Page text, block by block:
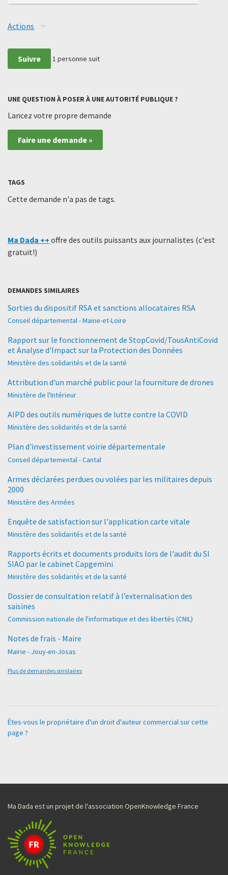
Actions
Suivre 1 personne suit
UNE QUESTION À POSER À UNE AUTORITÉ PUBLIQUE ?
Lancez votre propre demande
Faire une demande »
TAGS
Cette demande n'a pas de tags.
Ma Dada ++ offre des outils puissants aux journalistes (c'est
gratuit!)
DEMANDES SIMILAIRES
Sorties du dispositif RSA et sanctions allocataires RSA
Conseil départemental - Maine-et-Loire
Rapport sur le fonctionnement de StopCovid/TousAntiCovid
et Analyse d'Impact sur la Protection des Données
Ministère des solidarités et de la santé
Attribution d'un marché public pour la fourniture de drones
Ministère de l'Intérieur
AIPD des outils numériques de lutte contre la COVID
Ministère des solidarités et de la santé
Plan d'investissement voirie départementale
Conseil départemental - Cantal
Armes déclarées perdues ou volées par les militaires depuis
2000
Ministère des Armées
Enquête de satisfaction sur l'application carte vitale
Ministère des solidarités et de la santé
Rapports écrits et documents produits lors de l'audit du SI
SIAO par le cabinet Capgemini
Ministère des solidarités et de la santé
Dossier de consultation relatif à l’externalisation des
saisines
Commission nationale de l'informatique et des libertés (CNIL)
Notes de frais - Maire
Mairie - Jouy-en-Josas
Plus de demandes similaires
Êtes-vous le propriétaire d'un droit d'auteur commercial sur cette
page ?
Ma Dada est un projet de l'association OpenKnowledge France